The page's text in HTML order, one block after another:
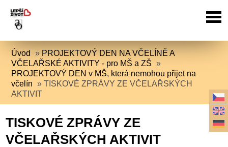
Úvod » PROJEKTOVÝ DEN NA VČELÍNĚ A
VČELAŘSKÉ AKTIVITY - pro MŠ a ZŠ »
PROJEKTOVÝ DEN v MŠ, která nemohou přijet na
včelín »TISKOVÉ ZPRÁVY ZE VČELAŘSKÝCH
AKTIVIT
TISKOVÉ ZPRÁVY ZE
VČELAŘSKÝCH AKTIVIT